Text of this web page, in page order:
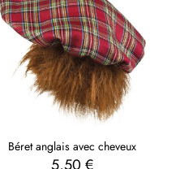
Béret anglais avec cheveux
5,50 €